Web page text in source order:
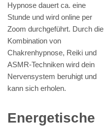
Hypnose dauert ca. eine
Stunde und wird online per
Zoom durchgeführt. Durch die
Kombination von
Chakrenhypnose, Reiki und
ASMR-Techniken wird dein
Nervensystem beruhigt und
kann sich erholen.
Energetische